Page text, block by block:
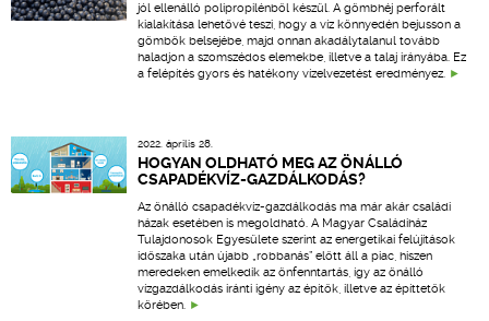
ONLINE KÉPZÉSEK
TERVEZÉSI SEGÉDLETEK
jól ellenálló polipropilénből készül. A gömbhéj perforált
kialakítása lehetővé teszi, hogy a víz könnyedén bejusson a
gömbök belsejébe, majd onnan akadálytalanul tovább
haladjon a szomszédos elemekbe, illetve a talaj irányába. Ez
a felépítés gyors és hatékony vízelvezetést eredményez.
2022. április 28.
HOGYAN OLDHATÓ MEG AZ ÖNÁLLÓ
CSAPADÉKVÍZ-GAZDÁLKODÁS?
Az önálló csapadékvíz-gazdálkodás ma már akár családi
házak esetében is megoldható. A Magyar Családiház
Tulajdonosok Egyesülete szerint az energetikai felújítások
időszaka után újabb „robbanás” előtt áll a piac, hiszen
meredeken emelkedik az önfenntartás, így az önálló
vízgazdálkodás iránti igény az építők, illetve az építtetők
körében.